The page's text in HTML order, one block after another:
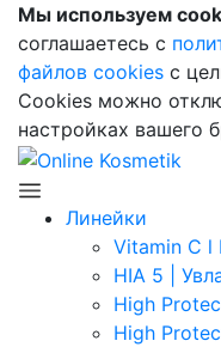
Мы используем
соглашаетесь с
файлов cookies с
Cookies можно
настройках вашего
Линейки
Vitamin C l
HIA 5 |
High
High